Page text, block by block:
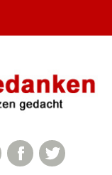
Twitter
Facebook
Google+